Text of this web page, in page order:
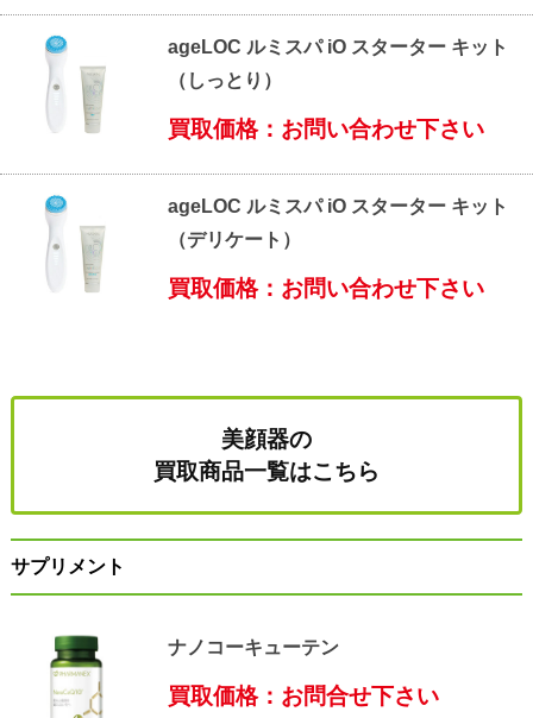
ageLOC ルミスパ iO スターター キット
（しっとり）
買取価格：お問い合わせ下さい
ageLOC ルミスパ iO スターター キット
（デリケート）
買取価格：お問い合わせ下さい
美顔器の
買取商品一覧はこちら
サプリメント
ナノコーキューテン
買取価格：お問合せ下さい